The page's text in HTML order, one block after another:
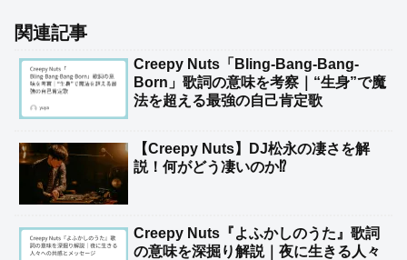
関連記事
Creepy Nuts「Bling-Bang-Bang-
Born」歌詞の意味を考察｜“生身”で魔
法を超える最強の自己肯定歌
【Creepy Nuts】DJ松永の凄さを解
説！何がどう凄いのか⁉
Creepy Nuts『よふかしのうた』歌詞
の意味を深掘り解説｜夜に生きる人々